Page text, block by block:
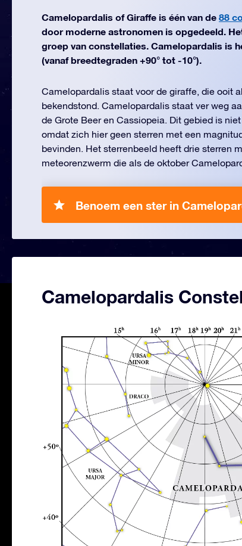
Camelopardalis of Giraffe is één van de 88
door moderne astronomen is opgedeeld.
groep van constellaties. Camelopardalis is
(vanaf breedtegraden +90° tot -10°).
Camelopardalis staat voor de giraffe, die ooit
bekendstond. Camelopardalis staat ver weg
de Grote Beer en Cassiopeia. Dit gebied is
omdat zich hier geen sterren met een
bevinden. Het sterrenbeeld heeft drie sterren
meteorenzwerm die als de oktober
Benoem een ster in
Camelopardalis